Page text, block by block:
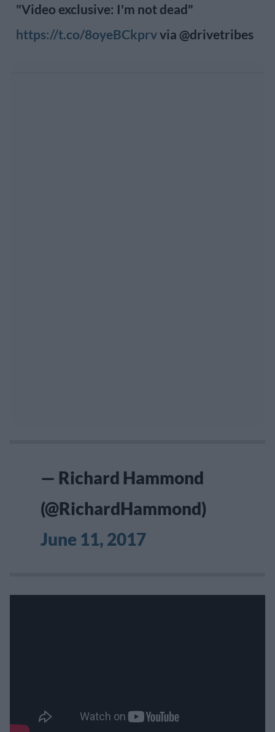
"Video exclusive: I'm not dead"
https://t.co/8oyeBCkprvvia @drivetribes
— Richard Hammond
(@RichardHammond)
June 11, 2017